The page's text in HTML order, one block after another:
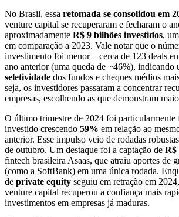
No Brasil, essa retomada se consolidou em
venture capital se recuperaram e fecharam o
aproximadamente R$ 9 bilhões investidos,
em comparação a 2023. Vale notar que o
investimento foi menor – cerca de 123 deals
ano anterior (uma queda de ~46%), indicando
seletividade dos fundos e cheques médios
seja, os investidores passaram a concentrar
empresas, escolhendo as que demonstram
O último trimestre de 2024 foi
investido crescendo 59% em relação ao
anterior. Esse impulso veio de rodadas
de outubro. Um destaque foi a captação de R$
fintech brasileira Asaas, que atraiu aportes de
(como a SoftBank) em uma única rodada.
de private equity seguiu em retração em
venture capital recuperou a confiança mais
investimentos em empresas já maduras.